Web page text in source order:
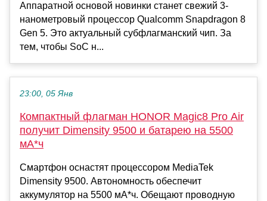
Аппаратной основой новинки станет свежий 3-
нанометровый процессор Qualcomm Snapdragon 8
Gen 5. Это актуальный субфлагманский чип. За
тем, чтобы SoC н...
23:00, 05 Янв
Компактный флагман HONOR Magic8 Pro Air
получит Dimensity 9500 и батарею на 5500
мА*ч
Смартфон оснастят процессором MediaTek
Dimensity 9500. Автономность обеспечит
аккумулятор на 5500 мА*ч. Обещают проводную